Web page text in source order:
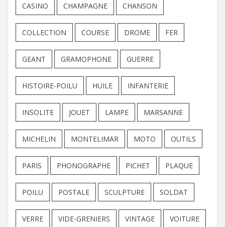
CASINO CHAMPAGNE CHANSON
COLLECTION COURSE DROME FER
GEANT GRAMOPHONE GUERRE
HISTOIRE-POILU HUILE INFANTERIE
INSOLITE JOUET LAMPE MARSANNE
MICHELIN MONTELIMAR MOTO OUTILS
PARIS PHONOGRAPHE PICHET PLAQUE
POILU POSTALE SCULPTURE SOLDAT
VERRE VIDE-GRENIERS VINTAGE VOITURE